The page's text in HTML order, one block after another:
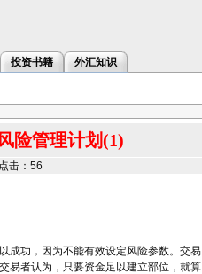
投资书籍 外汇知识
险管理计划(1)
击：56
功，因为不能有效设定风险参数。交易
易者认为，只要资金足以建立部位，就算